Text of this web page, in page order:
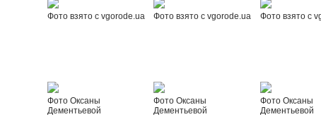
Фото взято с vgorode.ua Фото взято с vgorode.ua Фото взято с
Фото Оксаны
Дементьевой
Фото Оксаны
Дементьевой
Фото Оксаны
Дементьевой